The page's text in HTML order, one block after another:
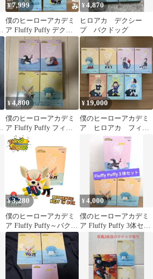
¥7,999
僕のヒーローアカデミ
ア Fluffy Puffy デクシ
ープ バクドッグ Ⅰ Ⅱ
¥4,870
ヒロアカ デクシー
プ バクドッグ
¥4,800
僕のヒーローアカデミ
ア Fluffy Puffy フィギ
ュア 4種セット
¥ 19,000
僕のヒーローアカデミ
ア ヒロアカ フィギ
ュア ちあぴこ 幼少
期 フラッフィー
¥3,280
僕のヒーローアカデミ
ア Fluffy Puffy～バクド
ッグⅡ
¥4,000
僕のヒーローアカデミ
ア Fluffy Puffy 3体セッ